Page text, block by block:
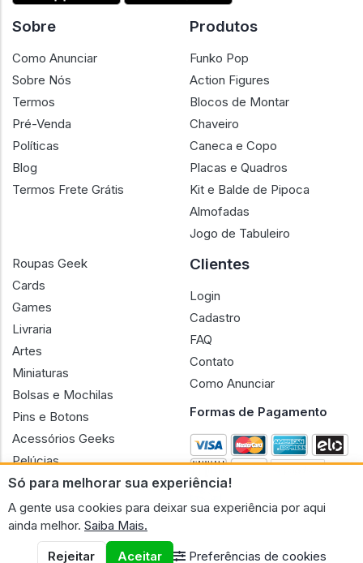
Só para melhorar sua experiência!
A gente usa cookies para deixar sua experiência por aqui
ainda melhor. Saiba Mais.
Rejeitar
Aceitar Preferências de cookies
Sobre
Como Anunciar
Sobre Nós
Termos
Pré-Venda
Políticas
Blog
Termos Frete Grátis
Produtos
Funko Pop
Action Figures
Blocos de Montar
Chaveiro
Caneca e Copo
Placas e Quadros
Kit e Balde de Pipoca
Almofadas
Jogo de Tabuleiro
Roupas Geek
Cards
Games
Livraria
Artes
Miniaturas
Bolsas e Mochilas
Pins e Botons
Acessórios Geeks
Pelúcias
Bonecas
Clientes
Login
Cadastro
FAQ
Contato
Como Anunciar
Formas de Pagamento